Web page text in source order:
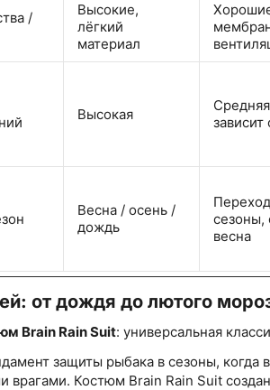
/
Высокие,
лёгкий
материал
Высокая
зависит
Весна / осень /
дождь
сезоны,
весна
от дождя до лютого
Brain Rain Suit: универсальная
защиты рыбака в сезоны, когда
врагами. Костюм Brain Rain Suit